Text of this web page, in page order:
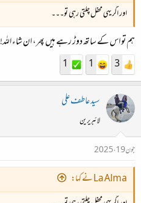
اور اگر یہی محفل چلتی رہی تو۔۔۔
ہم تو اس کے ساتھ دوڑ رہے ہیں پھر، ان شاء اللہ!
3
1
1
سید عاطف علی
لائبریرین
جون 19، 2025
La Alma نے کہا: